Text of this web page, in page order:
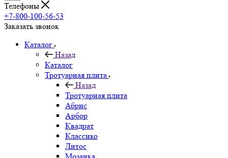
Телефоны
+7-800-100-56-53
Заказать звонок
Каталог
Назад
Каталог
Тротуарная плита
Назад
Тротуарная плита
Абрис
Арбор
Квадрат
Классико
Литос